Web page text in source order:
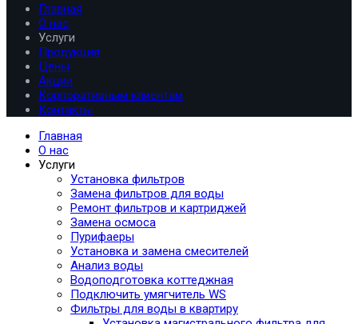
Главная
О нас
Услуги
Продукция
Цены
Акции
Корпоративным клиентам
Контакты
Главная
О нас
Услуги
Установка фильтров
Замена фильтров для воды
Ремонт фильтров и картриджей
Замена осмоса
Пурифаеры
Установка и замена смесителей
Анализ воды
Водоподготовка коттеджная
Подключить умягчитель WS
Фильтры для воды в квартиру